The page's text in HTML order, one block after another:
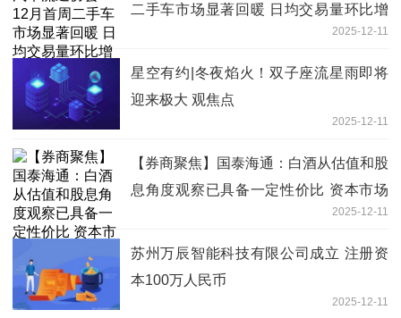
二手车市场显著回暖 日均交易量环比增
2025-12-11
星空有约|冬夜焰火！双子座流星雨即将
迎来极大 观焦点
2025-12-11
【券商聚焦】国泰海通：白酒从估值和股
息角度观察已具备一定性价比 资本市场
2025-12-11
苏州万辰智能科技有限公司成立 注册资
本100万人民币
2025-12-11